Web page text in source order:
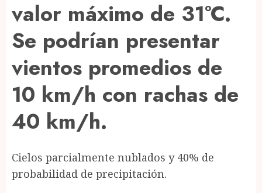
valor máximo de 31°C.
Se podrían presentar
vientos promedios de
10 km/h con rachas de
40 km/h.
Cielos parcialmente nublados y 40% de
probabilidad de precipitación.